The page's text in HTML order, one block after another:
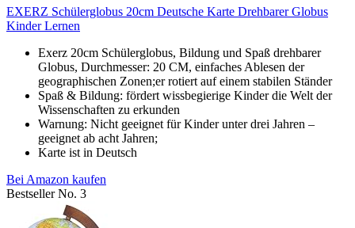
EXERZ Schülerglobus 20cm Deutsche Karte Drehbarer Globus
Kinder Lernen
Exerz 20cm Schülerglobus, Bildung und Spaß drehbarer
Globus, Durchmesser: 20 CM, einfaches Ablesen der
geographischen Zonen;er rotiert auf einem stabilen Ständer
Spaß & Bildung: fördert wissbegierige Kinder die Welt der
Wissenschaften zu erkunden
Warnung: Nicht geeignet für Kinder unter drei Jahren –
geeignet ab acht Jahren;
Karte ist in Deutsch
Bei Amazon kaufen
Bestseller No. 3